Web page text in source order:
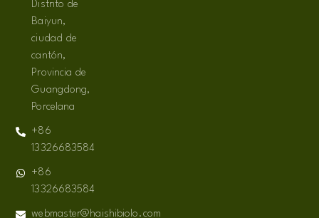
Distrito de
Baiyun,
ciudad de
cantón,
Provincia de
Guangdong,
Porcelana
+86
13326683584
+86
13326683584
webmaster@haishibiolo.com